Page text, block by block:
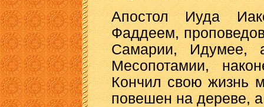
Апостол Иуда
Фаддеем,
Самарии, Идумее,
Месопотамии,
Кончил свою жизнь
повешен на дереве,